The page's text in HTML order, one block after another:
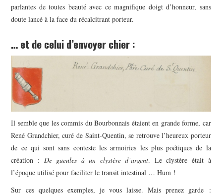
parlantes de toutes beauté avec ce magnifique doigt d’honneur, sans
doute lancé à la face du récalcitrant porteur.
… et de celui d’envoyer chier :
Il semble que les commis du Bourbonnais étaient en grande forme, car
René Grandchier, curé de Saint-Quentin, se retrouve l’heureux porteur
de ce qui sont sans conteste les armoiries les plus poétiques de la
création : De gueules à un clystère d’argent. Le clystère était à
l’époque utilisé pour faciliter le transit intestinal … Hum !
Sur ces quelques exemples, je vous laisse. Mais prenez garde :